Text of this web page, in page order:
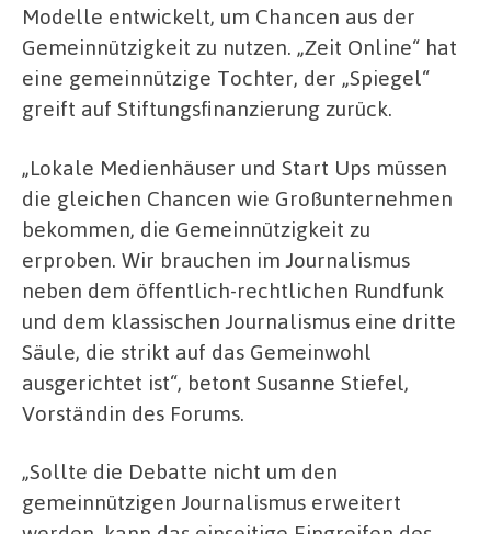
Modelle entwickelt, um Chancen aus der
Gemeinnützigkeit zu nutzen. „Zeit Online“ hat
eine gemeinnützige Tochter, der „Spiegel“
greift auf Stiftungsfinanzierung zurück.
„Lokale Medienhäuser und Start Ups müssen
die gleichen Chancen wie Großunternehmen
bekommen, die Gemeinnützigkeit zu
erproben. Wir brauchen im Journalismus
neben dem öffentlich-rechtlichen Rundfunk
und dem klassischen Journalismus eine dritte
Säule, die strikt auf das Gemeinwohl
ausgerichtet ist“, betont Susanne Stiefel,
Vorständin des Forums.
„Sollte die Debatte nicht um den
gemeinnützigen Journalismus erweitert